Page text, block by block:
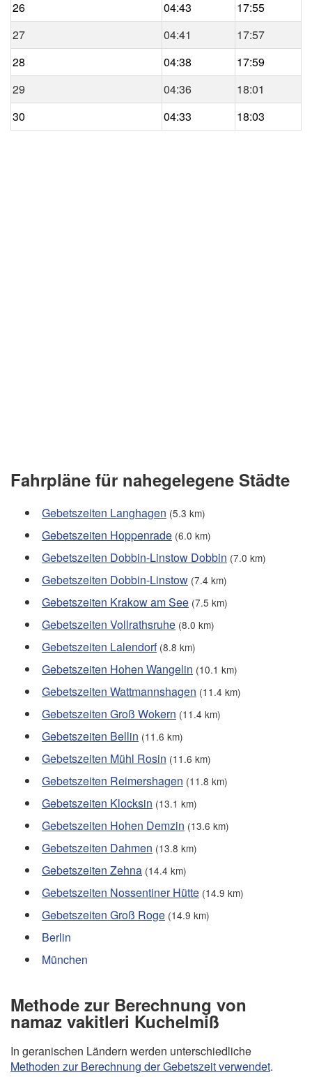
26
04:43
17:55
27
04:41
17:57
28
04:38
17:59
29
04:36
18:01
30
04:33 18:03
Fahrpläne für nahegelegene Städte
Gebetszeiten Langhagen (5.3 km)
Gebetszeiten Hoppenrade (6.0 km)
Gebetszeiten Dobbin-Linstow Dobbin (7.0 km)
Gebetszeiten Dobbin-Linstow (7.4 km)
Gebetszeiten Krakow am See (7.5 km)
Gebetszeiten Vollrathsruhe (8.0 km)
Gebetszeiten Lalendorf (8.8 km)
Gebetszeiten Hohen Wangelin (10.1 km)
Gebetszeiten Wattmannshagen (11.4 km)
Gebetszeiten Groß Wokern (11.4 km)
Gebetszeiten Bellin (11.6 km)
Gebetszeiten Mühl Rosin (11.6 km)
Gebetszeiten Reimershagen (11.8 km)
Gebetszeiten Klocksin (13.1 km)
Gebetszeiten Hohen Demzin (13.6 km)
Gebetszeiten Dahmen (13.8 km)
Gebetszeiten Zehna (14.4 km)
Gebetszeiten Nossentiner Hütte (14.9 km)
Gebetszeiten Groß Roge (14.9 km)
Berlin
München
Methode zur Berechnung von
namaz vakitleri Kuchelmiß
In geranischen Ländern werden unterschiedliche
Methoden zur Berechnung der Gebetszeit verwendet.